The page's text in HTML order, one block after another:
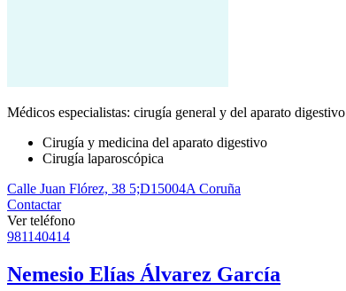
Médicos especialistas: cirugía general y del aparato digestivo
Cirugía y medicina del aparato digestivo
Cirugía laparoscópica
Calle Juan Flórez, 38 5;D15004A Coruña
Contactar
Ver teléfono
981140414
Nemesio Elías Álvarez García